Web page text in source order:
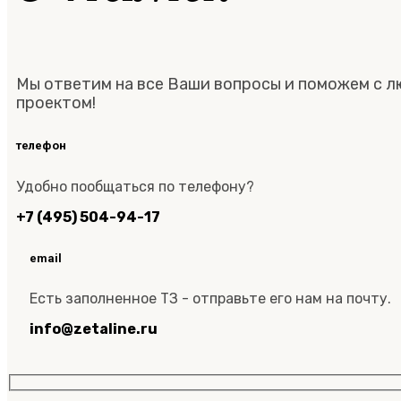
Мы ответим на все Ваши вопросы и поможем с
проектом!
телефон
Удобно пообщаться по телефону?
+7 (495) 504-94-17
email
Есть заполненное ТЗ - отправьте его нам на почту.
info@zetaline.ru